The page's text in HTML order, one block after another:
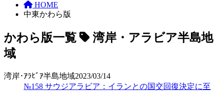
HOME
中東かわら版
かわら版一覧
湾岸・アラビア半島地
域
湾岸･ｱﾗﾋﾞｱ半島地域2023/03/14
№158 サウジアラビア：イランとの国交回復決定に至